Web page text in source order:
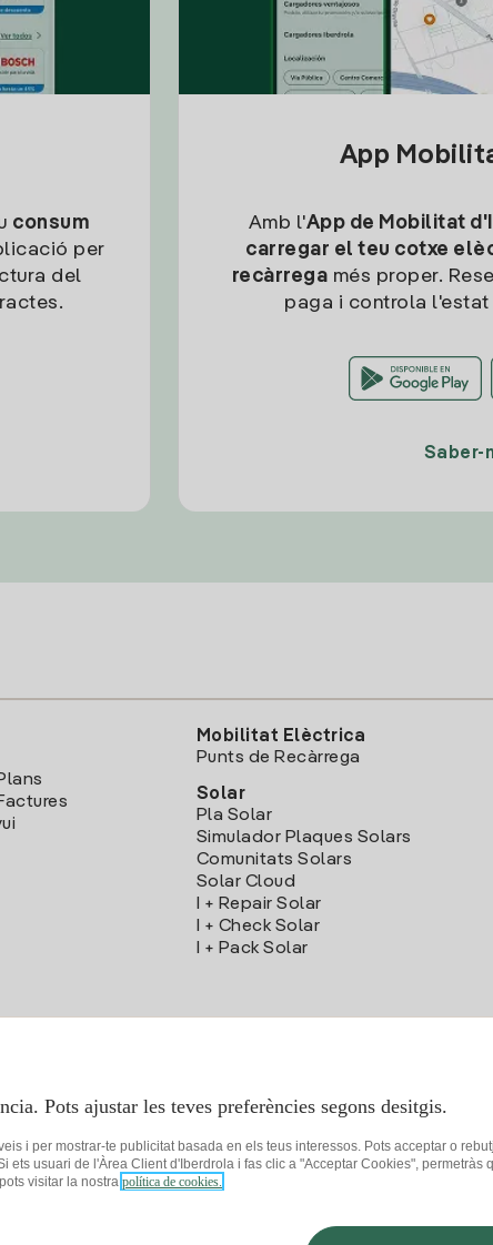
consum
per
del
App
Amb l'App de Mobilitat
carregar el teu cotxe
recàrrega més proper.
paga i controla
Saber-
Mobilitat Elèctrica
Punts de Recàrrega
Solar
Pla Solar
Simulador Plaques Solars
Comunitats Solars
Solar Cloud
I + Repair Solar
I + Check Solar
I + Pack Solar
Pots ajustar les teves preferències segons desitgis.
i per mostrar-te publicitat basada en els teus interessos. Pots acceptar o
usuari de l'Àrea Client d'Iberdrola i fas clic a "Acceptar Cookies", permetràs
visitar la nostra política de cookies.